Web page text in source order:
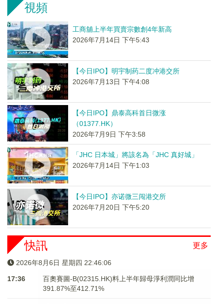
視頻
工商舖上半年買賣宗數創4年新高
2026年7月14日 下午5:43
【今日IPO】明宇制药二度冲港交所
2026年7月13日 下午4:08
【今日IPO】鼎泰高科首日微涨
（01377.HK）
2026年7月9日 下午3:58
「JHC 日本城」將該名為「JHC 真好城」
2026年7月14日 下午1:03
【今日IPO】亦诺微三闯港交所
2026年7月20日 下午5:20
更多
快訊
2026年8月6日 星期四 22:46:07
17:36
百奧賽圖-B(02315.HK)料上半年歸母淨利潤同比增
391.87%至412.71%